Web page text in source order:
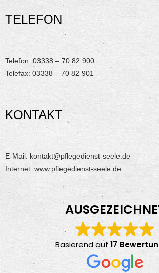
TELEFON
Telefon: 03338 – 70 82 900
Telefax: 03338 – 70 82 901
KONTAKT
E-Mail: kontakt@pflegedienst-seele.de
Internet: www.pflegedienst-seele.de
Basierend auf 17